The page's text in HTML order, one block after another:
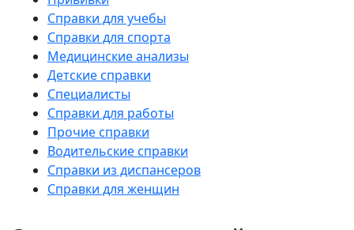
Справки для учебы
Справки для спорта
Медицинские анализы
Детские справки
Специалисты
Справки для работы
Прочие справки
Водительские справки
Справки из диспансеров
Справки для женщин